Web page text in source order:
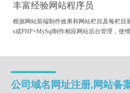
丰富经验网站程序员
根据网站前端制作效果和网站栏目及每栏目
s或PHP+MySql制作相应网站后台管理，使
公司域名网址注册,网站备